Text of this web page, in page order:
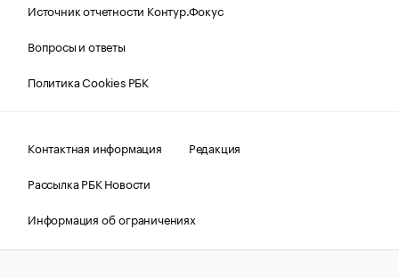
Источник отчетности Контур.Фокус
Вопросы и ответы
Политика Cookies РБК
Контактная информация
Редакция
Рассылка РБК Новости
Информация об ограничениях
Правовая информация
О соблюдении авторских прав